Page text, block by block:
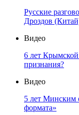
Русские
Дроздов
Видео
6 лет Крымской
признания?
Видео
5 лет Минским
формата»